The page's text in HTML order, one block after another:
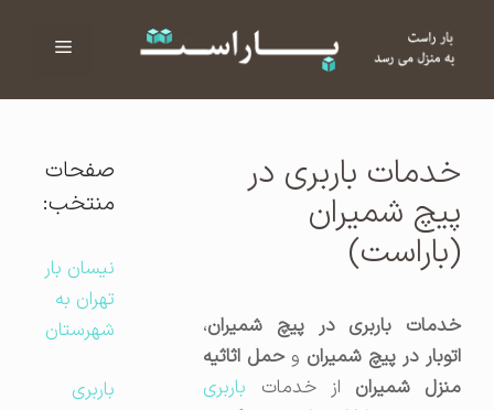
فهرست
خدمات باربری در
پیچ شمیران
(باراست)
خدمات باربری در پیچ شمیران،
اتوبار در پیچ شمیرانوحمل اثاثیه
منزل شمیراناز خدماتباربری
صفحات
منتخب:
نیسان بار
تهران به
شهرستان
باربری